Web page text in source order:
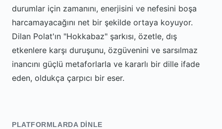
durumlar için zamanını, enerjisini ve nefesini boşa
harcamayacağını net bir şekilde ortaya koyuyor.
Dilan Polat'ın "Hokkabaz" şarkısı, özetle, dış
etkenlere karşı duruşunu, özgüvenini ve sarsılmaz
inancını güçlü metaforlarla ve kararlı bir dille ifade
eden, oldukça çarpıcı bir eser.
PLATFORMLARDA DINLE